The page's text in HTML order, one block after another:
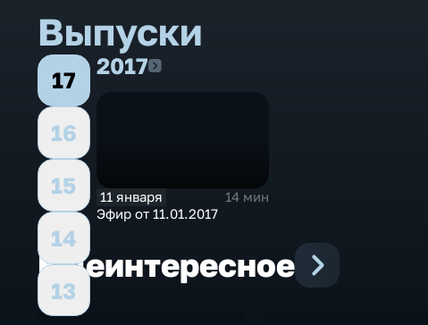
Выпуски
17
16
15
14
13
20172017
11 января
14 мин
Эфир от 11.01.2017
Ещеинтересное